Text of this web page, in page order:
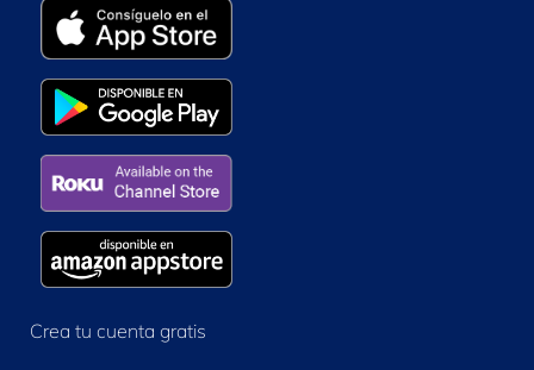
Crea tu cuenta gratis